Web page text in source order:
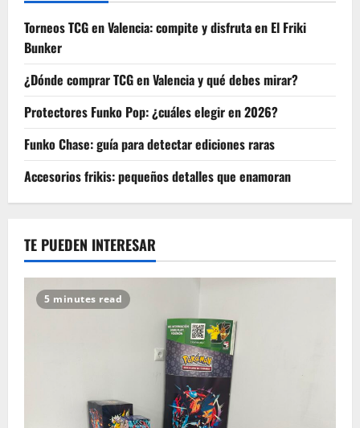
Torneos TCG en Valencia: compite y disfruta en El Friki
Bunker
¿Dónde comprar TCG en Valencia y qué debes mirar?
Protectores Funko Pop: ¿cuáles elegir en 2026?
Funko Chase: guía para detectar ediciones raras
Accesorios frikis: pequeños detalles que enamoran
TE PUEDEN INTERESAR
5 minutes read